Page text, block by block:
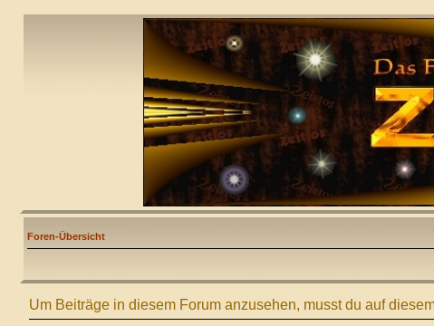
Foren-Übersicht
Um Beiträge in diesem Forum anzusehen, musst du auf